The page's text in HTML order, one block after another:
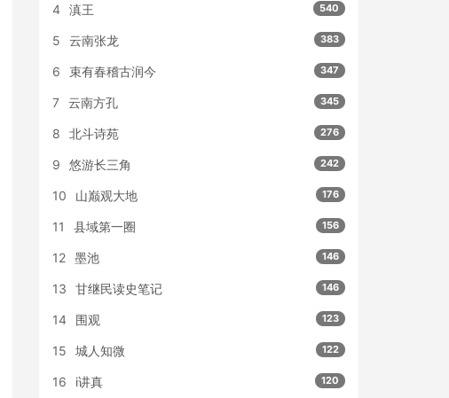
4 滇王 540
5 云南张龙 383
6 束有春稽古润今 347
7 云南方孔 345
8 北斗诗苑 276
9 悠游长三角 242
10 山巅观大地 176
11 县域第一圈 156
12 墨池 146
13 甘继民读史笔记 146
14 围观 123
15 城人知微 122
16 i讲真 120